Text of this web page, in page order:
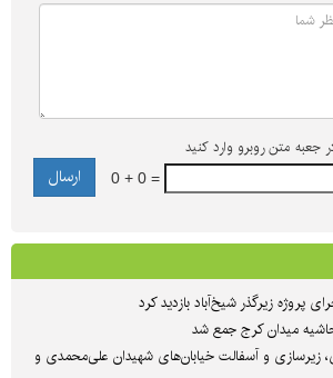
جعبه متن روبرو وارد کنید
0 + 0 =
میدان کرج جمع شد
زیرسازی و آسفالت خیابان‌های شهیدان علی‌محمدی و